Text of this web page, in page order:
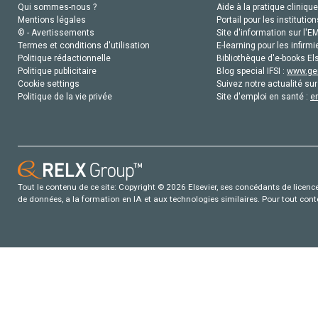
Qui sommes-nous ?
Mentions légales
© - Avertissements
Termes et conditions d'utilisation
Politique rédactionnelle
Politique publicitaire
Cookie settings
Politique de la vie privée
Aide à la pratique
Portail pour les
Site d'information sur
E-learning pour les
Bibliothèque d'e-books
Blog special IFSI :
Suivez notre actualité
Site d'emploi en santé :
Tout le contenu de ce site: Copyright © 2026 Elsevier, ses concédants de
de données, a la formation en IA et aux technologies similaires. Pour tout